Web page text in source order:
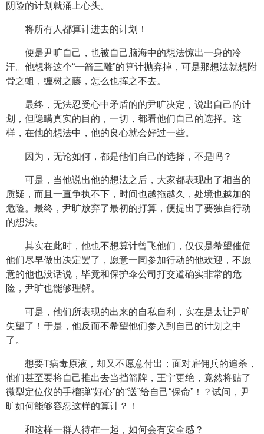
阴险的计划就涌上心头。
将所有人都算计进去的计划！
便是尹旷自己，也被自己脑海中的想法惊出一身的冷
汗。他想将这个“一箭三雕”的算计抛弃掉，可是那想法就想附
骨之蛆，缠树之藤，怎么也挥之不去。
最终，无法忍受心中矛盾的的尹旷决定，说出自己的计
划，但隐瞒真实的目的，一切，都看他们自己的选择。这
样，在他的想法中，他的良心就会好过一些。
因为，无论如何，都是他们自己的选择，不是吗？
可是，当他说出他的想法之后，大家都表现出了相当的
质疑，而且一直争执不下，时间也越拖越久，处境也越加的
危险。最终，尹旷放弃了最初的打算，便提出了要独自行动
的想法。
其实在此时，他也不想算计曾飞他们，仅仅是希望催促
他们尽早做出决定罢了，愿意一同参加行动的他欢迎，不愿
意的他也没话说，毕竟和保护伞公司打交道确实非常的危
险，尹旷也能够理解。
可是，他们所表现的出来的自私自利，实在是太让尹旷
失望了！于是，他反而不希望他们参入到自己的计划之中
了。
想要T病毒原液，却又不愿意付出；面对雇佣兵的追杀，
他们甚至要将自己推出去当挡箭牌，王宁更绝，竟然将贴了
微型定位仪的手榴弹“好心”的“送”给自己“保命”！？试问，尹
旷如何能够容忍这样的算计？！
和这样一群人待在一起，如何会有安全感？